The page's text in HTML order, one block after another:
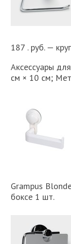
187 . руб. —
Аксессуары
см × 10 см;
Grampus
боксе 1 шт.